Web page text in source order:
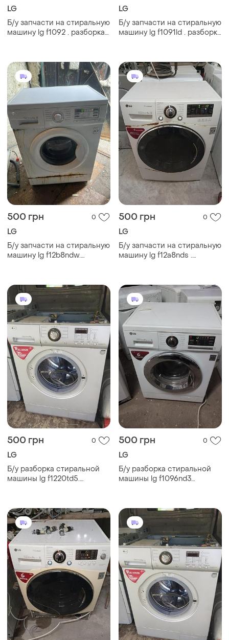
LG
Б/у запчасти на стиральную
машину lg f1092 . разборка
запчастям
LG
Б/у запчасти на стиральную
машину lg f1091ld . разборка
запчастям
500 грн 0
LG
Б/у запчасти на стиральную
машину lg f12b8ndw.
f12b8ndw по запчастям
500 грн 0
LG
Б/у запчасти на стиральную
машину lg f12a8nds .
f12a8nds по запчастям
500 грн 0
LG
Б/у разборка стиральной
машины lg f1220td5.
500 грн 0
LG
Б/у разборка стиральной
машины lg f1096nd3